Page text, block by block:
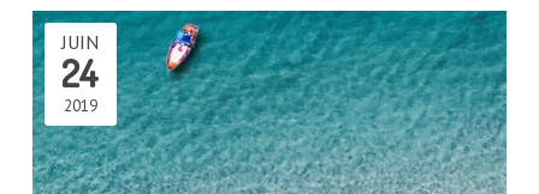
JUIN
24
2019